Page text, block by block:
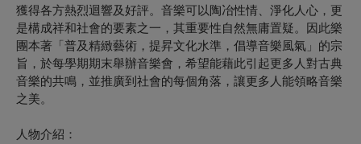
獲得各方熱烈迴響及好評。音樂可以陶冶性情、淨化人心，更
是構成祥和社會的要素之一，其重要性自然無庸置疑。因此樂
團本著「普及精緻藝術，提昇文化水準，倡導音樂風氣」的宗
旨，於每學期期末舉辦音樂會，希望能藉此引起更多人對古典
音樂的共鳴，並推廣到社會的每個角落，讓更多人能領略音樂
之美。
人物介紹：